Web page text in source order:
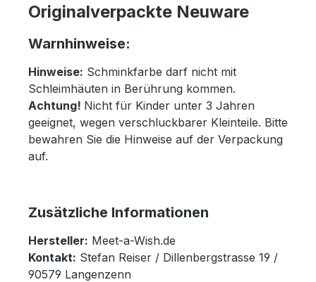
Originalverpackte Neuware
Warnhinweise:
Hinweise: Schminkfarbe darf nicht mit
Schleimhäuten in Berührung kommen.
Achtung! Nicht für Kinder unter 3 Jahren
geeignet, wegen verschluckbarer Kleinteile. Bitte
bewahren Sie die Hinweise auf der Verpackung
auf.
Zusätzliche Informationen
Hersteller: Meet-a-Wish.de
Kontakt: Stefan Reiser / Dillenbergstrasse 19 /
90579 Langenzenn